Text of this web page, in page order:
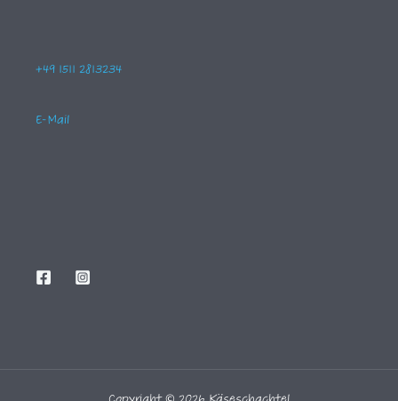
+49 1511 2813234
E-Mail